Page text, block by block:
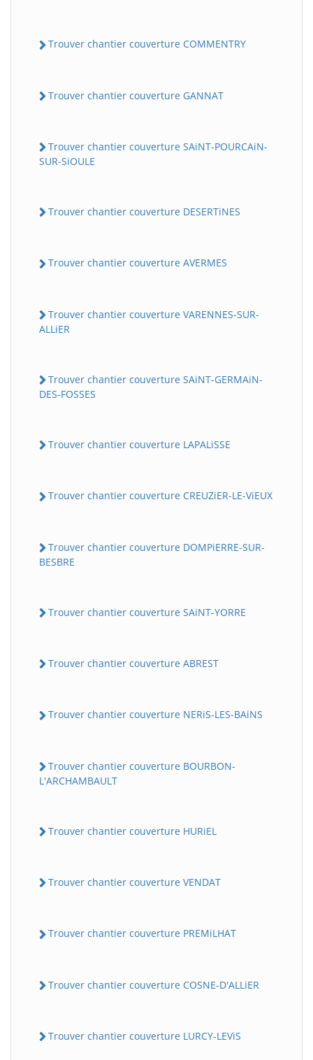
Trouver chantier couverture COMMENTRY
Trouver chantier couverture GANNAT
Trouver chantier couverture SAiNT-POURCAiN-
SUR-SiOULE
Trouver chantier couverture DESERTiNES
Trouver chantier couverture AVERMES
Trouver chantier couverture VARENNES-SUR-
ALLiER
Trouver chantier couverture SAiNT-GERMAiN-
DES-FOSSES
Trouver chantier couverture LAPALiSSE
Trouver chantier couverture CREUZiER-LE-ViEUX
Trouver chantier couverture DOMPiERRE-SUR-
BESBRE
Trouver chantier couverture SAiNT-YORRE
Trouver chantier couverture ABREST
Trouver chantier couverture NERiS-LES-BAiNS
Trouver chantier couverture BOURBON-
L'ARCHAMBAULT
Trouver chantier couverture HURiEL
Trouver chantier couverture VENDAT
Trouver chantier couverture PREMiLHAT
Trouver chantier couverture COSNE-D'ALLiER
Trouver chantier couverture LURCY-LEViS